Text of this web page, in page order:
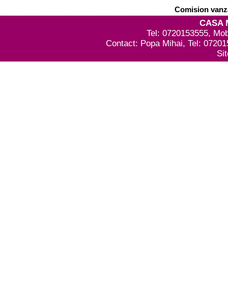
Comision
CASA
Tel: 0720153555,
Contact: Popa Mihai, Tel: